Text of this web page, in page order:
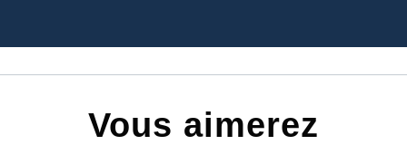
Vous aimerez